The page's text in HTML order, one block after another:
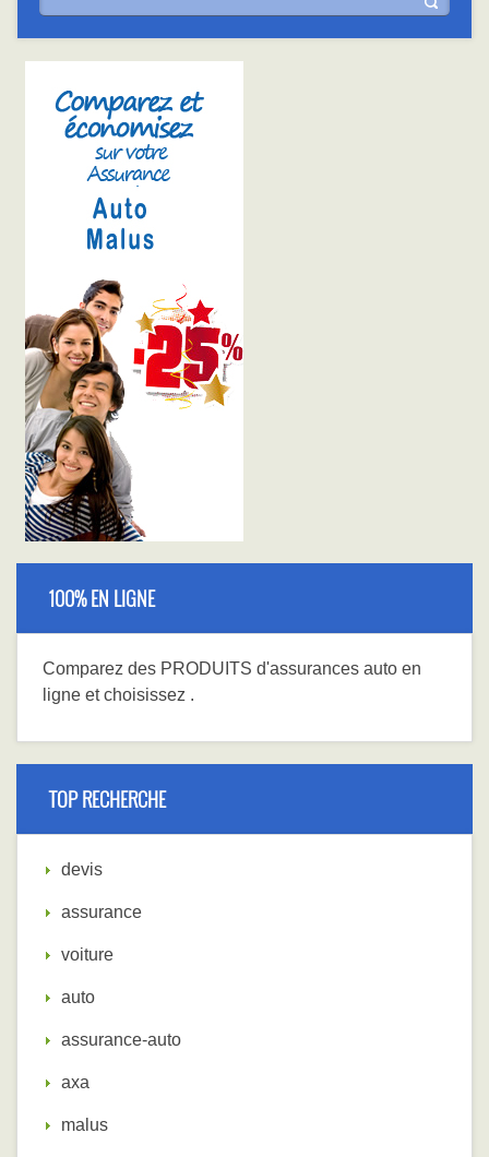
100% EN LIGNE
Comparez des PRODUITS d'assurances auto en
ligne et choisissez .
TOP RECHERCHE
devis
assurance
voiture
auto
assurance-auto
axa
malus